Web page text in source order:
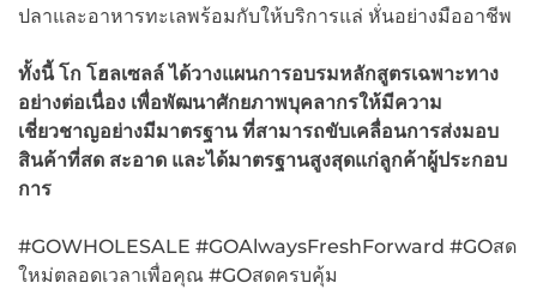
ปลาและอาหารทะเลพร้อมกับให้บริการแล่ หั่นอย่างมืออาชีพ
ทั้งนี้โก โฮลเซลล์ ได้วางแผนการอบรมหลักสูตรเฉพาะทาง
อย่างต่อเนื่อง เพื่อพัฒนาศักยภาพบุคลากรให้มีความ
เชี่ยวชาญอย่างมีมาตรฐานที่สามารถขับเคลื่อนการส่งมอบ
สินค้าที่สด สะอาด และได้มาตรฐานสูงสุดแก่ลูกค้าผู้ประกอบ
การ
#GOWHOLESALE #GOAlwaysFreshForward #GOสด
ใหม่ตลอดเวลาเพื่อคุณ #GOสดครบคุ้ม